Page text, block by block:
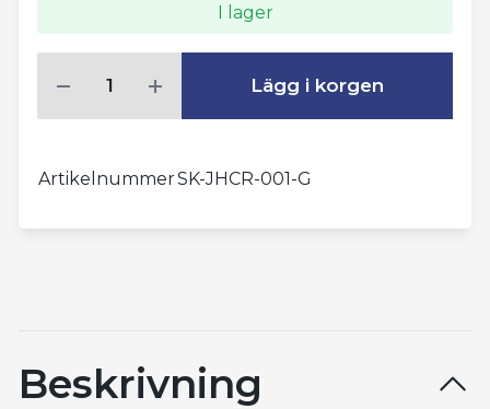
I lager
Lägg i korgen
ArtikelnummerSK-JHCR-001-G
Beskrivning